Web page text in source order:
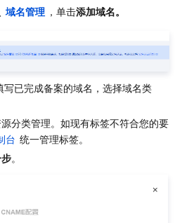
域名管理 ，单击添加域名。
已完成备案的域名，选择域名类
分类管理。如现有标签不符合您的要
台 统一管理标签。
。